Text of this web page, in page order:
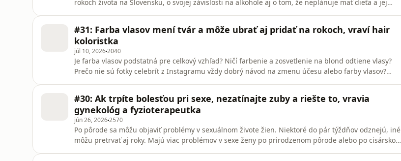
rokoch života na Slovensku, o svojej závislosti na alkohole aj o tom, že neplánuje mať dieťa a jej
výnimočných žien v rámci proj
#31: Farba vlasov mení tvár a môže ubrať aj pridať na rokoch, vraví hair
koloristka
júl 10, 20262040
Je farba vlasov podstatná pre celkový vzhľad? Ničí farbenie a zosvetlenie na blond odtiene vlasy?
Prečo nie sú fotky celebrít z Instagramu vždy dobrý návod na zmenu účesu alebo farby vlasov?
svojmu es
#30: Ak trpíte bolesťou pri sexe, nezatínajte zuby a riešte to, vravia
gynekológ a fyzioterapeutka
jún 26, 20262570
Po pôrode sa môžu objaviť problémy v sexuálnom živote žien. Niektoré do pár týždňov odznejú, iné
môžu pretrvať aj roky. Majú viac problémov v sexe ženy po prirodzenom pôrode alebo po cisárskom